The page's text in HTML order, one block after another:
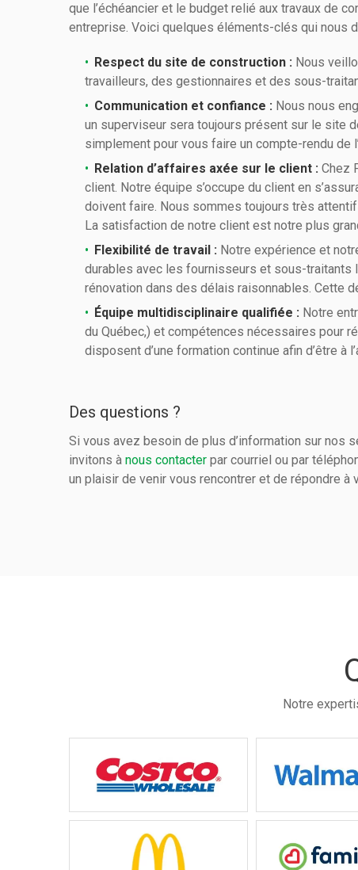
que l’échéancier et le budget relié aux travaux de
entreprise. Voici quelques éléments-clés qui nous
Respect du site de construction : Nous
travailleurs, des gestionnaires et des sous-
Communication et confiance : Nous nous
un superviseur sera toujours présent sur le site
simplement pour vous faire un compte-rendu de
Relation d’affaires axée sur le client : Chez
client. Notre équipe s’occupe du client en
doivent faire. Nous sommes toujours très
La satisfaction de notre client est notre plus
Flexibilité de travail : Notre expérience et
durables avec les fournisseurs et sous-traitants
rénovation dans des délais raisonnables. Cette
Équipe multidisciplinaire qualifiée : Notre
du Québec,) et compétences nécessaires pour
disposent d’une formation continue afin d’être
Des questions ?
Si vous avez besoin de plus d’information sur nos
invitons à nous contacter par courriel ou par
un plaisir de venir vous rencontrer et de répondre à
Notre